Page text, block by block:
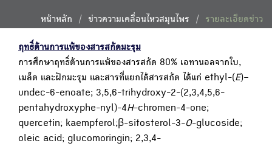
หน้าหลัก ข่าวความเคลื่อนไหวสมุนไพร รายละเอียดข่าว
ฤทธิ์ต้านการแพ้ของสารสกัดมะรุม
การศึกษาฤทธิ์ต้านการแพ้ของสารสกัด 80% เอทานอลจากใบ,
เมล็ด และฝักมะรุม และสารที่แยกได้สารสกัด ได้แก่ ethyl-(E)–
undec-6-enoate; 3,5,6-trihydroxy-2-(2,3,4,5,6-
pentahydroxyphe-nyl)-4H-chromen-4-one;
quercetin; kaempferol;β-sitosterol-3-O-glucoside;
oleic acid; glucomoringin; 2,3,4-